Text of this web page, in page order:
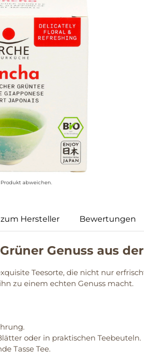
abweichen.
Hersteller Bewertungen
Genuss aus
Teesorte, die nicht nur
zu einem echten Genuss macht.
oder in praktischen Teebeuteln.
Tasse Tee.